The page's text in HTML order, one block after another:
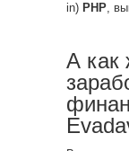
in) PHP,
А как